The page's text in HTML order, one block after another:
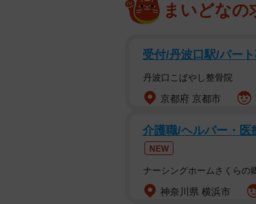
まいどなの
受付/丹波口駅/パー
丹波口こばやし整骨院
京都府 京都市
介護職/ヘルパー・医
NEW
ナーシングホームさくらの
神奈川県 横浜市